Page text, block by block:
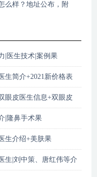
么样？地址公布，附
|医生技术|案例果
生简介+2021新价格表
眼皮医生信息+双眼皮
|隆鼻手术果
生介绍+美肤果
生|刘中策、唐红伟等介